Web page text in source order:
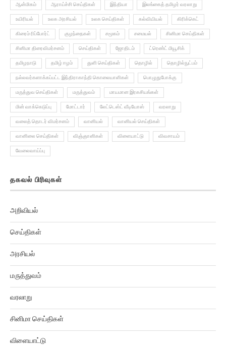
ஆன்மிகம் ஆராய்ச்சி செய்திகள் இந்தியா இலங்கைத் தமிழர் வரலாறு
உயிரியல் உலக அரசியல் உலக செய்திகள் கல்வியியல் கிரிக்கெட்
கிரைம் ரிப்போர்ட் குழந்தைகள் சமூகம் சமையல் சினிமா செய்திகள்
சினிமா திரைவிமர்சனம் செய்திகள் ஜோதிடம் ட்ரெண்ட் மியூசிக்
தமிழநாடு தமிழ் ஈழம் துளி செய்திகள் தொழில் தொழில்நுட்பம்
நல்லவர்களாக்கப்பட்ட இந்திராகாந்தி கொலையாளிகள் பொழுதுபோக்கு
மருத்துவ செய்திகள் மருத்துவம் மாயமான இரகசியங்கள்
மின் வாக்கெடுப்பு மோட்டார் லேட்டெஸ்ட் வீடியோஸ் வரலாறு
வலைத் தொடர் விமர்சனம் வானியல் வானியல் செய்திகள்
வானிலை செய்திகள் விஞ்ஞானிகள் விளையாட்டு விவசாயம்
வேலைவாய்ப்பு
தகவல் பிரிவுகள்
அறிவியல்
செய்திகள்
அரசியல்
மருத்துவம்
வரலாறு
சினிமா செய்திகள்
விளையாட்டு